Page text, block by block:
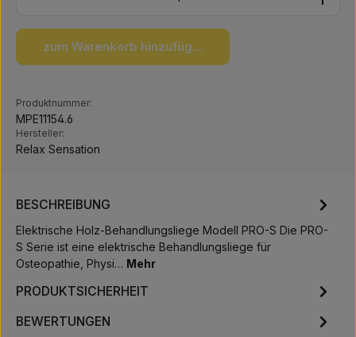
zum Warenkorb hinzufügen
Produktnummer:
MPE11154.6
Hersteller:
Relax Sensation
BESCHREIBUNG
Elektrische Holz-Behandlungsliege Modell PRO-S Die PRO-
S Serie ist eine elektrische Behandlungsliege für
Osteopathie, Physi… Mehr
PRODUKTSICHERHEIT
BEWERTUNGEN